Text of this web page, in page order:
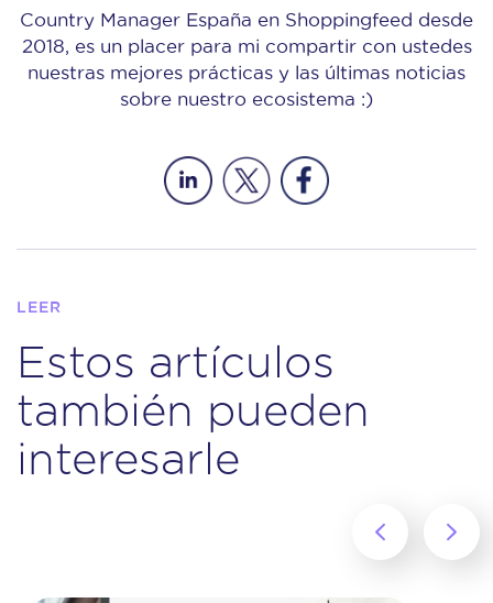
Country Manager España en Shoppingfeed desde
2018, es un placer para mi compartir con ustedes
nuestras mejores prácticas y las últimas noticias
sobre nuestro ecosistema :)
LEER
Estos artículos
también pueden
interesarle